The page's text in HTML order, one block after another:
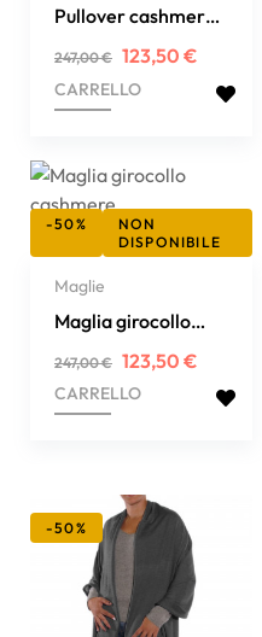
Pullover cashmere
extrafine
Prezzo
regolare
247,00 € Prezzo
123,50 €
CARRELLO
-50%
NON
DISPONIBILE
Maglie
Maglia girocollo
cashmere extrafine
Prezzo
regolare
247,00 € Prezzo
123,50 €
CARRELLO
-50%